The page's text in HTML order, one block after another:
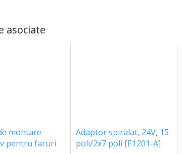
asociate
montare
pentru faruri
Adaptor spiralat, 24V, 15
poli/2x7 poli [E1201-A]